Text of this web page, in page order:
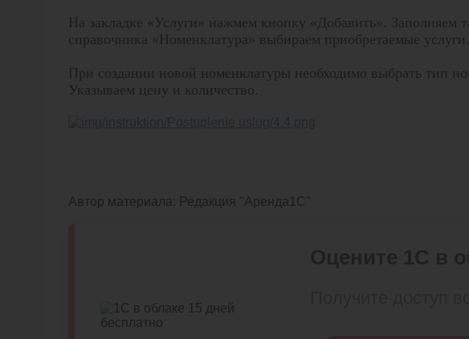
На закладке «Услуги» нажмем кнопку «Добавить». Заполняем
справочника «Номенклатура» выбираем приобретаемые услуги.
При создании новой номенклатуры необходимо выбрать тип
Указываем цену и количество.
Автор материала: Редакция "Аренда1С"